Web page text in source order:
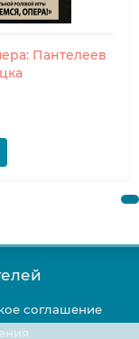
Пантелеев
соглашение